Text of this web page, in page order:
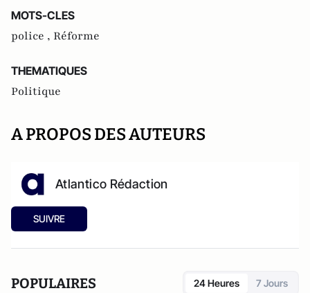
MOTS-CLES
police , Réforme
THEMATIQUES
Politique
A PROPOS DES AUTEURS
Atlantico Rédaction
SUIVRE
POPULAIRES 24 Heures 7 Jours